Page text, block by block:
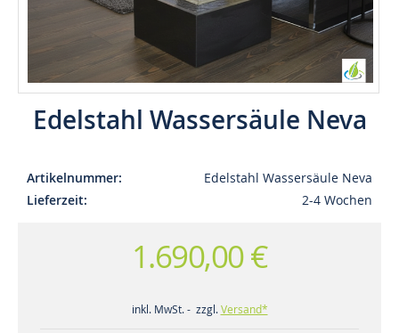
Edelstahl Wassersäule Neva
Artikelnummer
Edelstahl Wassersäule Neva
Lieferzeit
2-4 Wochen
1.690,00 €
inkl. MwSt. - zzgl.Versand*